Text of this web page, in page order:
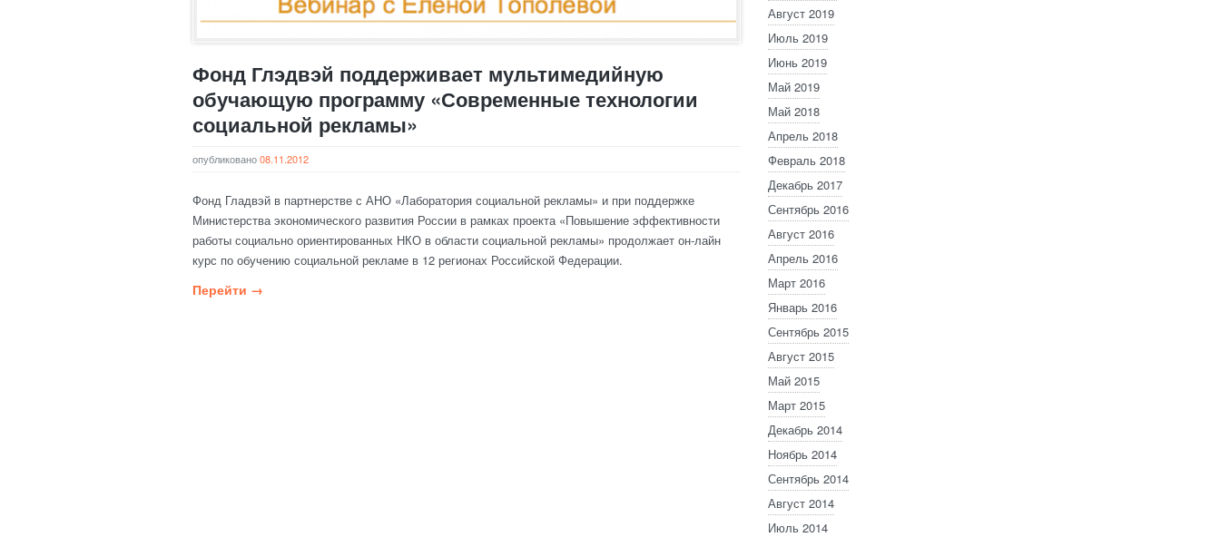
Фонд Глэдвэй поддерживает мультимедийную
обучающую программу «Современные технологии
социальной рекламы»
опубликовано08.11.2012
Фонд Гладвэй в партнерстве с АНО «Лаборатория социальной рекламы» и при поддержке
Министерства экономического развития России в рамках проекта «Повышение эффективности
работы социально ориентированных НКО в области социальной рекламы» продолжает он-лайн
курс по обучению социальной рекламе в 12 регионах Российской Федерации.
Перейти →
Август 2019
Июль 2019
Июнь 2019
Май 2019
Май 2018
Апрель 2018
Февраль 2018
Декабрь 2017
Сентябрь 2016
Август 2016
Апрель 2016
Март 2016
Январь 2016
Сентябрь 2015
Август 2015
Май 2015
Март 2015
Декабрь 2014
Ноябрь 2014
Сентябрь 2014
Август 2014
Июль 2014